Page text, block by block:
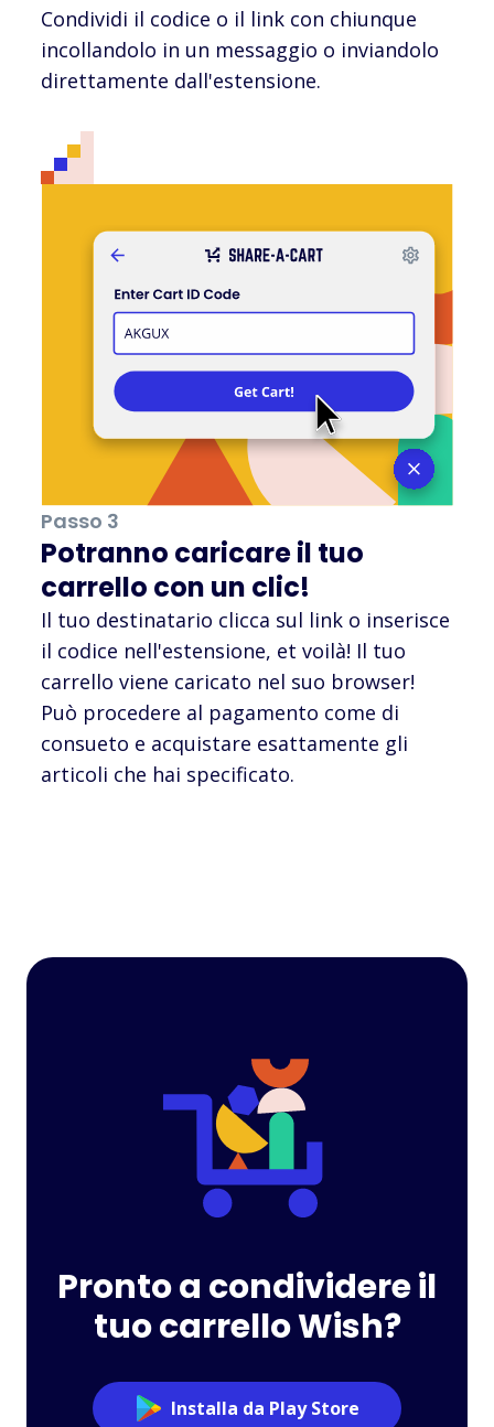
Condividi il codice o il link con chiunque
incollandolo in un messaggio o inviandolo
direttamente dall'estensione.
Passo 3
Potranno caricare il tuo
carrello con un clic!
Il tuo destinatario clicca sul link o inserisce
il codice nell'estensione, et voilà! Il tuo
carrello viene caricato nel suo browser!
Può procedere al pagamento come di
consueto e acquistare esattamente gli
articoli che hai specificato.
Pronto a condividere il
tuo carrello Wish?
Installa da Play Store